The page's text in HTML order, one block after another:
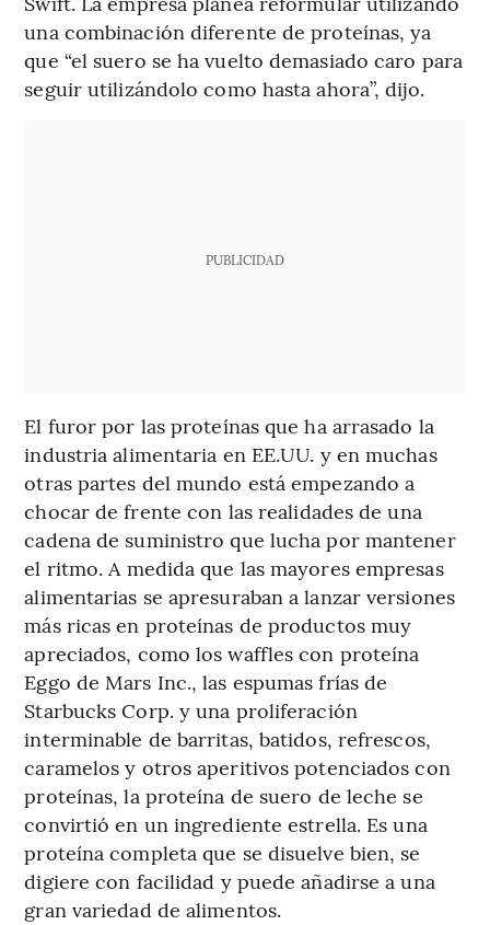
una combinación diferente de proteínas, ya
que “el suero se ha vuelto demasiado caro para
seguir utilizándolo como hasta ahora”, dijo.
PUBLICIDAD
El furor por las proteínas que ha arrasado la
industria alimentaria en EE.UU. y en muchas
otras partes del mundo está empezando a
chocar de frente con las realidades de una
cadena de suministro que lucha por mantener
el ritmo. A medida que las mayores empresas
alimentarias se apresuraban a lanzar versiones
más ricas en proteínas de productos muy
apreciados, como los waffles con proteína
Eggo de Mars Inc., las espumas frías de
Starbucks Corp. y una proliferación
interminable de barritas, batidos, refrescos,
caramelos y otros aperitivos potenciados con
proteínas, la proteína de suero de leche se
convirtió en un ingrediente estrella. Es una
proteína completa que se disuelve bien, se
digiere con facilidad y puede añadirse a una
gran variedad de alimentos.